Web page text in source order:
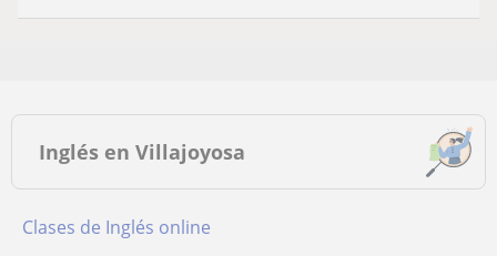
Inglés en Villajoyosa
Clases de Inglés online